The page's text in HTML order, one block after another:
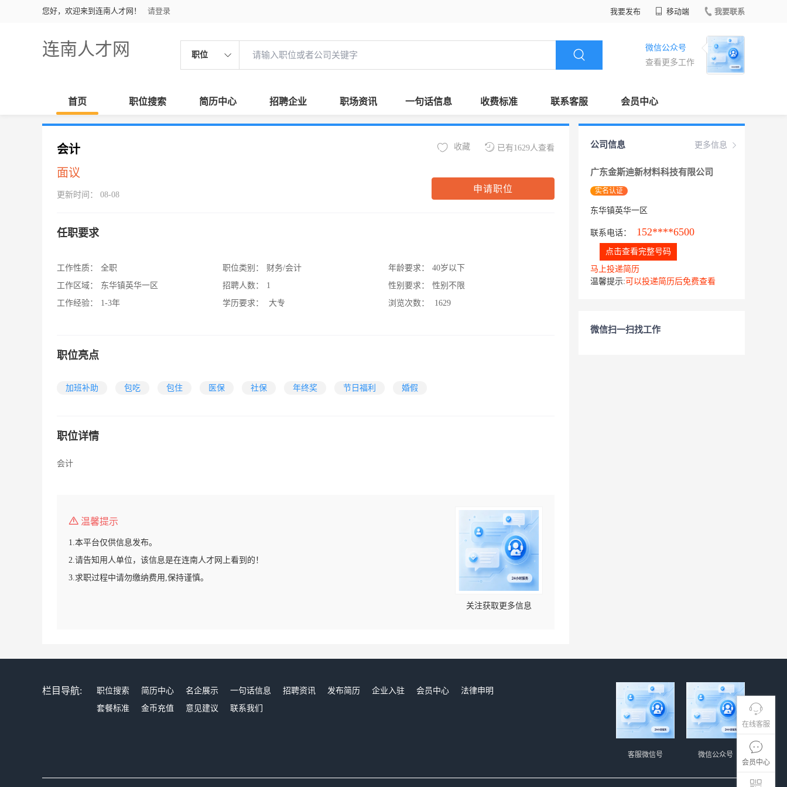
您好，欢迎来到连南人才网！ 请登录 我要发布 移动端 我要联系
连南人才网 职位
微信公众号
查看更多工作
首页 职位搜索 简历中心 招聘企业 职场资讯 一句话信息 收费标准 联系客服 会员中心
在线客服
会员中心
会计
面议
更新时间： 08-08
已有1629人查看
收藏
申请职位
任职要求
工作性质：
全职
工作区域：
东华镇英华一区
工作经验：
1-3年
职位类别：
财务/会计
招聘人数：
1
学历要求：
大专
年龄要求：
40岁以下
性别要求：
性别不限
浏览次数：
1629
职位亮点
加班补助 包吃 包住 医保 社保 年终奖 节日福利 婚假
职位详情
会计
温馨提示
1.本平台仅供信息发布。
2.请告知用人单位，该信息是在连南人才网上看到的！
3.求职过程中请勿缴纳费用,保持谨慎。
关注获取更多信息
更多信息
公司信息
广东金斯迪新材料科技有限公司
实名认证
东华镇英华一区
联系电话： 152****6500
点击查看完整号码
马上投递简历
温馨提示: 可以投递简历后免费查看
微信扫一扫找工作
栏目导航: 职位搜索 简历中心 名企展示 一句话信息 招聘资讯 发布简历 企业入驻 会员中心
法律申明
套餐标准
金币充值 意见建议 联系我们
微信公众号
客服微信号